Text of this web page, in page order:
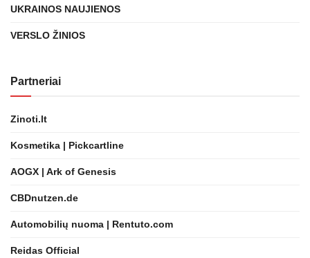
UKRAINOS NAUJIENOS
VERSLO ŽINIOS
Partneriai
Zinoti.lt
Kosmetika | Pickcartline
AOGX | Ark of Genesis
CBDnutzen.de
Automobilių nuoma | Rentuto.com
Reidas Official